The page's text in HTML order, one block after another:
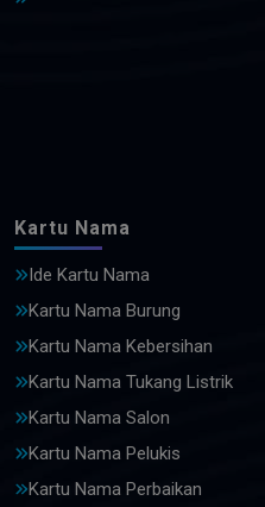
Kartu Nama
Ide Kartu Nama
Kartu Nama Burung
Kartu Nama Kebersihan
Kartu Nama Tukang Listrik
Kartu Nama Salon
Kartu Nama Pelukis
Kartu Nama Perbaikan